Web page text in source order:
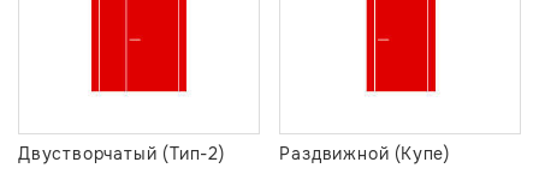
Двустворчатый (Тип-2) Раздвижной (Купе)